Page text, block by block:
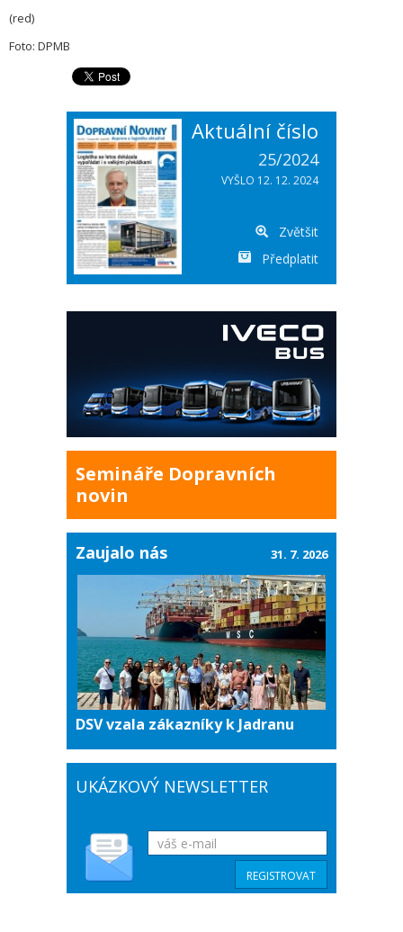
(red)
Foto: DPMB
Aktuální číslo
25/2024
VYŠLO 12. 12. 2024
Zvětšit
Předplatit
Semináře Dopravních
novin
Zaujalo nás
DSV vzala zákazníky k Jadranu
31. 7. 2026
UKÁZKOVÝ NEWSLETTER